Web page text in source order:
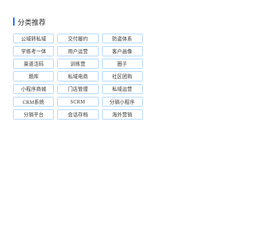
分类推荐
公域转私域 交付履约 防盗体系
学练考一体 用户运营 客户画像
渠道活码 训练营 圈子
题库 私域电商 社区团购
小程序商城 门店管理 私域运营
CRM系统 SCRM 分销小程序
分销平台 会话存档 海外营销